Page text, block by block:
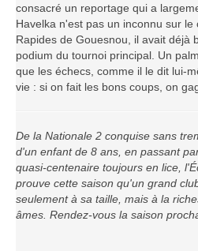
consacré un reportage qui a
Havelka n'est pas un inconnu sur
Rapides de Gouesnou, il avait déjà
podium du tournoi principal. Un
que les échecs, comme il le dit lui-
vie : si on fait les bons coups, on
De la Nationale 2 conquise sans
d'un enfant de 8 ans, en passant
quasi-centenaire toujours en lice,
prouve cette saison qu'un grand
seulement à sa taille, mais à la
âmes. Rendez-vous la saison